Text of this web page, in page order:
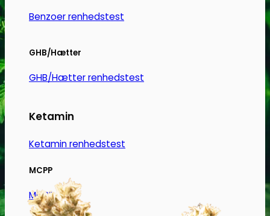
Benzoer renhedstest
GHB/Hætter
GHB/Hætter renhedstest
Ketamin
Ketamin renhedstest
MCPP
MCPP test
vælges
på